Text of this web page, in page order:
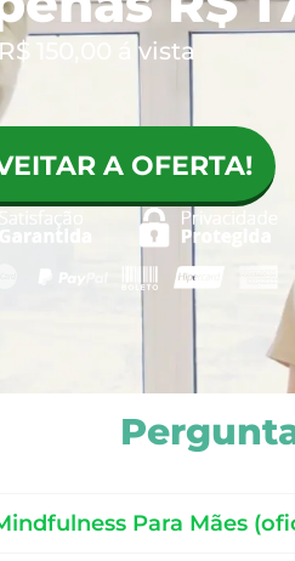
150,00 á vista
A OFERTA!
Para Mães